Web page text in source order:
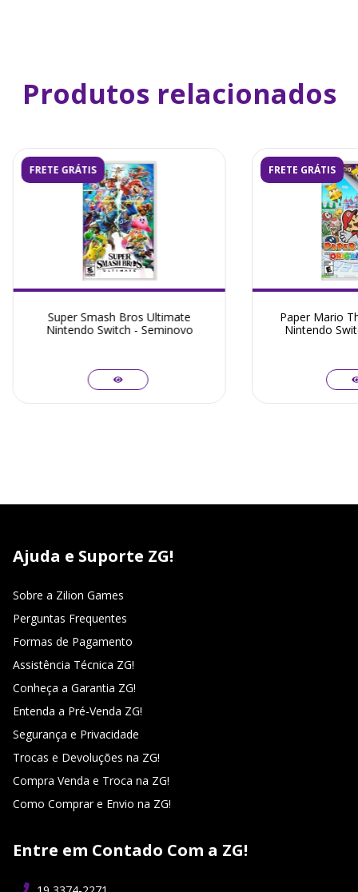
Produtos relacionados
FRETE GRÁTIS
Super Smash Bros Ultimate
Nintendo Switch - Seminovo
FRETE GRÁTIS
Paper Mario
Nintendo
Ajuda e Suporte ZG!
Sobre a Zilion Games
Perguntas Frequentes
Formas de Pagamento
Assistência Técnica ZG!
Conheça a Garantia ZG!
Entenda a Pré-Venda ZG!
Segurança e Privacidade
Trocas e Devoluções na ZG!
Compra Venda e Troca na ZG!
Como Comprar e Envio na ZG!
Entre em Contado Com a ZG!